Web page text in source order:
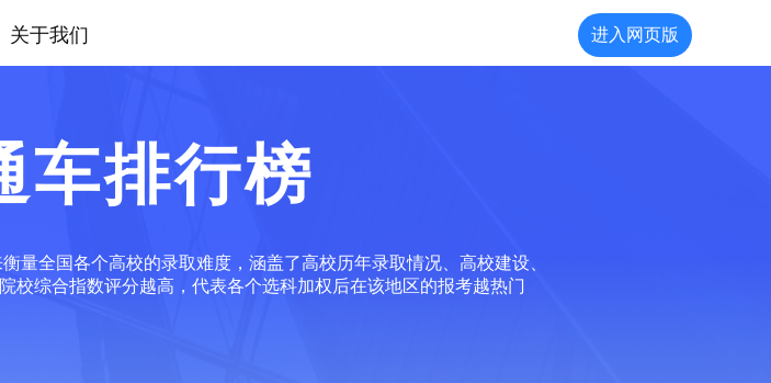
关于我们 进入网页版
车排行榜
量全国各个高校的录取难度，涵盖了高校历年录取情况、高校建设、
校综合指数评分越高，代表各个选科加权后在该地区的报考越热门